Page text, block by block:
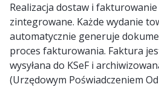
Realizacja dostaw i fakturowanie
zintegrowane. Każde wydanie
automatycznie generuje
proces fakturowania. Faktura
wysyłana do KSeF i
(Urzędowym Poświadczeniem